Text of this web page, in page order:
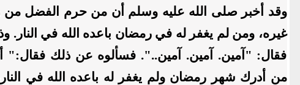
وقد أخبر صلى الله عليه وسلم أن من حرم الفضل من
غيره، ومن لم يغفر له في رمضان باعده الله في النار.
فقال: "آمين. آمين. آمين..". فسألوه عن ذلك فقال:"
من أدرك شهر رمضان ولم يغفر له باعده الله في